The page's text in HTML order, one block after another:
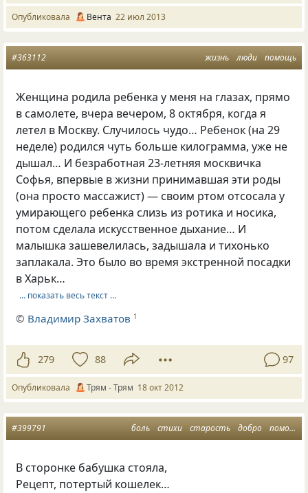
Опубликовала Вента 22 июл 2013
жизнь люди помощь
#363112
Женщина родила ребенка у меня на глазах, прямо
в самолете, вчера вечером, 8 октября, когда я
летел в Москву. Случилось чудо… Ребенок (на 29
неделе) родился чуть больше килограмма, уже не
дышал… И безработная 23-летняя москвичка
Софья, впервые в жизни принимавшая эти роды
(она просто массажист) — своим ртом отсосала у
умирающего ребенка слизь из ротика и носика,
потом сделала искусственное дыхание… И
малышка зашевелилась, задышала и тихонько
заплакала. Это было во время экстренной посадки
в Харьк…
… показать весь текст …
© Владимир Захватов 1
279 88 97
Опубликовала Трям - Трям 18 окт 2012
боль стихи старость добро помощь
#399791
В сторонке бабушка стояла,
Рецепт, потертый кошелек…